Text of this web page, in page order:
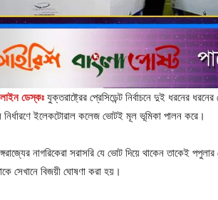
ডেস্কঃ যুক্তরাষ্ট্রের প্রেসিডেন্ট নির্বাচনে দুই ধরনের
ইলেকটোরাল কলেজ ভোটই মূল ভূমিকা পালন করে।
নাগরিকেরা সরাসরি যে ভোট দিয়ে থাকেন তাকেই
সেখানে বিজয়ী ঘোষণা করা হয়।